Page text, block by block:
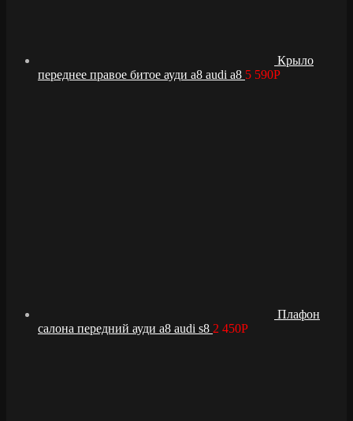
Крыло
переднее правое битое ауди а8 audi a8 5 590Р
Плафон
салона передний ауди а8 audi s8 2 450Р